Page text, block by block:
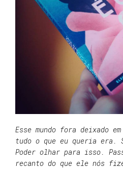
Esse mundo fora deixado
tudo o que eu queria era.
Poder olhar para isso.
recanto do que ele nós